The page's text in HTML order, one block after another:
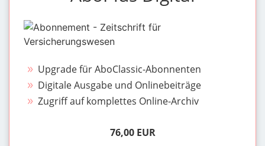
Upgrade für AboClassic-Abonnenten
Digitale Ausgabe und Onlinebeiträge
Zugriff auf komplettes Online-Archiv
76,00 EUR